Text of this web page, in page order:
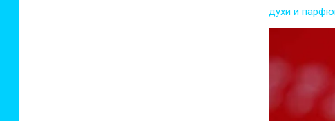
духи и